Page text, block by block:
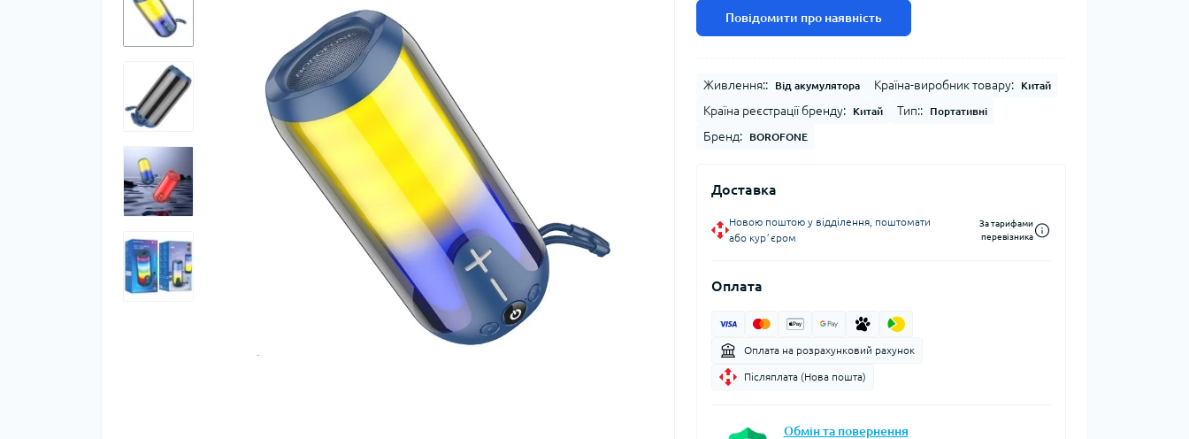
Повідомити про наявність
Живлення:: Від акумулятора Країна-виробник товару: Китай
Країна реєстрації бренду: Китай Тип:: Портативні
Бренд: BOROFONE
Доставка
Новою поштою у відділення, поштомати
або курʼєром
За тарифами
перевізника
Оплата
Оплата на розрахунковий рахунок
Післяплата (Нова пошта)
Обмін та повернення